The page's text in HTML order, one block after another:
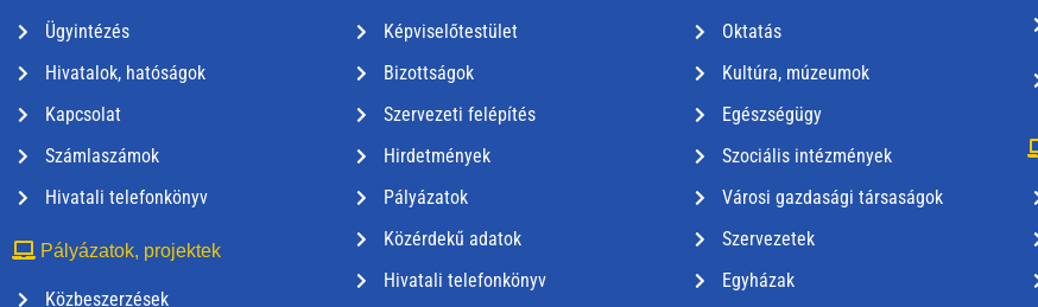
Ügyintézés
Hivatalok, hatóságok
Kapcsolat
Számlaszámok
Hivatali telefonkönyv
Pályázatok, projektek
Közbeszerzések
Képviselőtestület
Bizottságok
Szervezeti felépítés
Hirdetmények
Pályázatok
Közérdekű adatok
Hivatali telefonkönyv
Oktatás
Kultúra, múzeumok
Egészségügy
Szociális intézmények
Városi gazdasági társaságok
Szervezetek
Egyházak